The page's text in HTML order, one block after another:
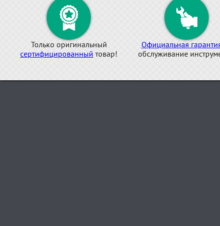
Только оригинальный
сертифицированный товар!
Официальная
обслуживание